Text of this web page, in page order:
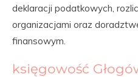
deklaracji podatkowych,
organizacjami oraz
finansowym.
księgowość